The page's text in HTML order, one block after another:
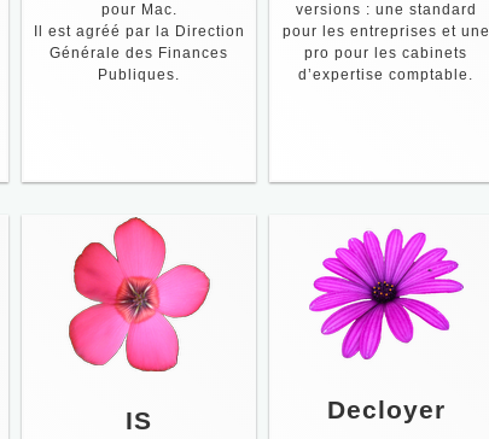
pour Mac.
Il est agréé par la Direction
Générale des Finances
Publiques.
versions : une standard
pour les entreprises et une
pro pour les cabinets
d’expertise comptable.
IS Decloyer